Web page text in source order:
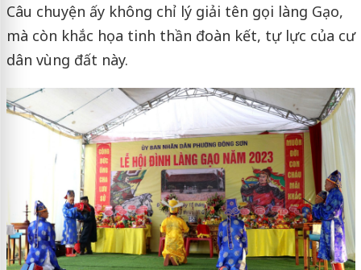
Câu chuyện ấy không chỉ lý giải tên gọi làng Gạo,
mà còn khắc họa tinh thần đoàn kết, tự lực của cư
dân vùng đất này.